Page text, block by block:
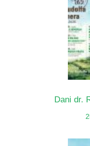
Dani dr.